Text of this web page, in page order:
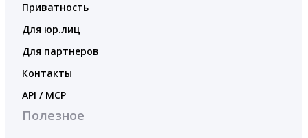
Приватность
Для юр.лиц
Для партнеров
Контакты
API / MCP
Полезное